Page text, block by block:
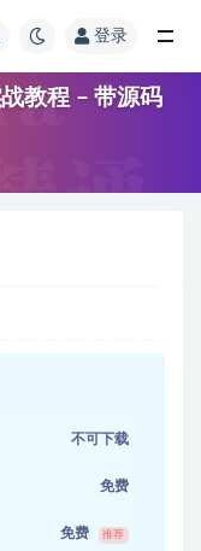
登录
教程 – 带源码
不可下载
免费
免费 推荐